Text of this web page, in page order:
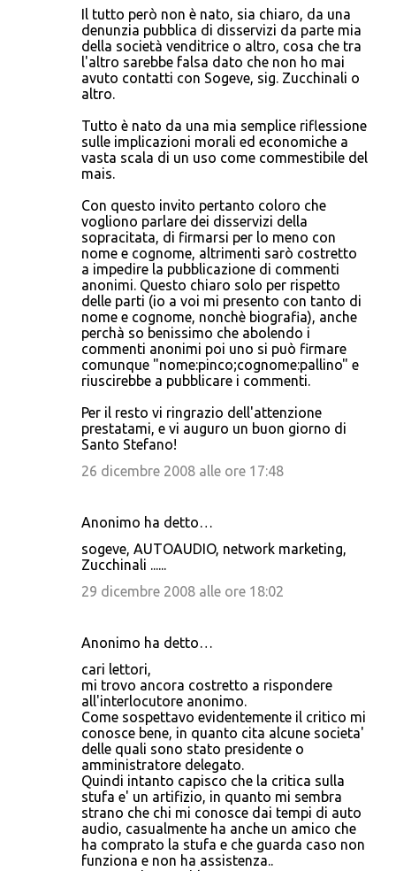
Il tutto però non è nato, sia chiaro, da una
denunzia pubblica di disservizi da parte mia
della società venditrice o altro, cosa che tra
l'altro sarebbe falsa dato che non ho mai
avuto contatti con Sogeve, sig. Zucchinali o
altro.
Tutto è nato da una mia semplice riflessione
sulle implicazioni morali ed economiche a
vasta scala di un uso come commestibile del
mais.
Con questo invito pertanto coloro che
vogliono parlare dei disservizi della
sopracitata, di firmarsi per lo meno con
nome e cognome, altrimenti sarò costretto
a impedire la pubblicazione di commenti
anonimi. Questo chiaro solo per rispetto
delle parti (io a voi mi presento con tanto di
nome e cognome, nonchè biografia), anche
perchà so benissimo che abolendo i
commenti anonimi poi uno si può firmare
comunque "nome:pinco;cognome:pallino" e
riuscirebbe a pubblicare i commenti.
Per il resto vi ringrazio dell'attenzione
prestatami, e vi auguro un buon giorno di
Santo Stefano!
26 dicembre 2008 alle ore 17:48
Anonimo ha detto…
sogeve, AUTOAUDIO, network marketing,
Zucchinali ......
29 dicembre 2008 alle ore 18:02
Anonimo ha detto…
cari lettori,
mi trovo ancora costretto a rispondere
all'interlocutore anonimo.
Come sospettavo evidentemente il critico mi
conosce bene, in quanto cita alcune societa'
delle quali sono stato presidente o
amministratore delegato.
Quindi intanto capisco che la critica sulla
stufa e' un artifizio, in quanto mi sembra
strano che chi mi conosce dai tempi di auto
audio, casualmente ha anche un amico che
ha comprato la stufa e che guarda caso non
funziona e non ha assistenza..